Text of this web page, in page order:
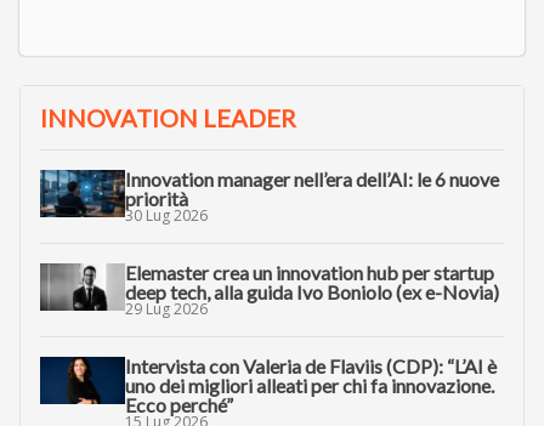
INNOVATION LEADER
Innovation manager nell’era dell’AI: le 6 nuove
priorità
30 Lug 2026
Elemaster crea un innovation hub per startup
deep tech, alla guida Ivo Boniolo (ex e-Novia)
29 Lug 2026
Intervista con Valeria de Flaviis (CDP): “L’AI è
uno dei migliori alleati per chi fa innovazione.
Ecco perché”
15 Lug 2026